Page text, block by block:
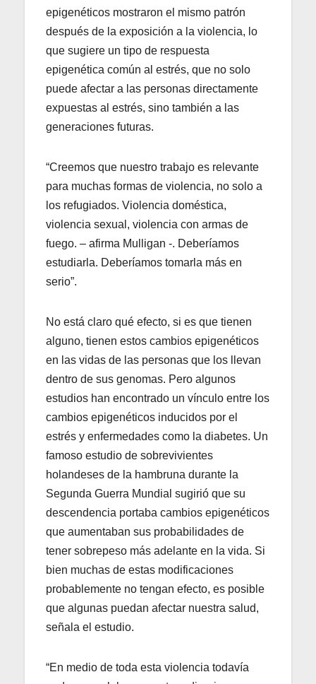
epigenéticos mostraron el mismo patrón
después de la exposición a la violencia, lo
que sugiere un tipo de respuesta
epigenética común al estrés, que no solo
puede afectar a las personas directamente
expuestas al estrés, sino también a las
generaciones futuras.
“Creemos que nuestro trabajo es relevante
para muchas formas de violencia, no solo a
los refugiados. Violencia doméstica,
violencia sexual, violencia con armas de
fuego. – afirma Mulligan -. Deberíamos
estudiarla. Deberíamos tomarla más en
serio”.
No está claro qué efecto, si es que tienen
alguno, tienen estos cambios epigenéticos
en las vidas de las personas que los llevan
dentro de sus genomas. Pero algunos
estudios han encontrado un vínculo entre los
cambios epigenéticos inducidos por el
estrés y enfermedades como la diabetes. Un
famoso estudio de sobrevivientes
holandeses de la hambruna durante la
Segunda Guerra Mundial sugirió que su
descendencia portaba cambios epigenéticos
que aumentaban sus probabilidades de
tener sobrepeso más adelante en la vida. Si
bien muchas de estas modificaciones
probablemente no tengan efecto, es posible
que algunas puedan afectar nuestra salud,
señala el estudio.
“En medio de toda esta violencia todavía